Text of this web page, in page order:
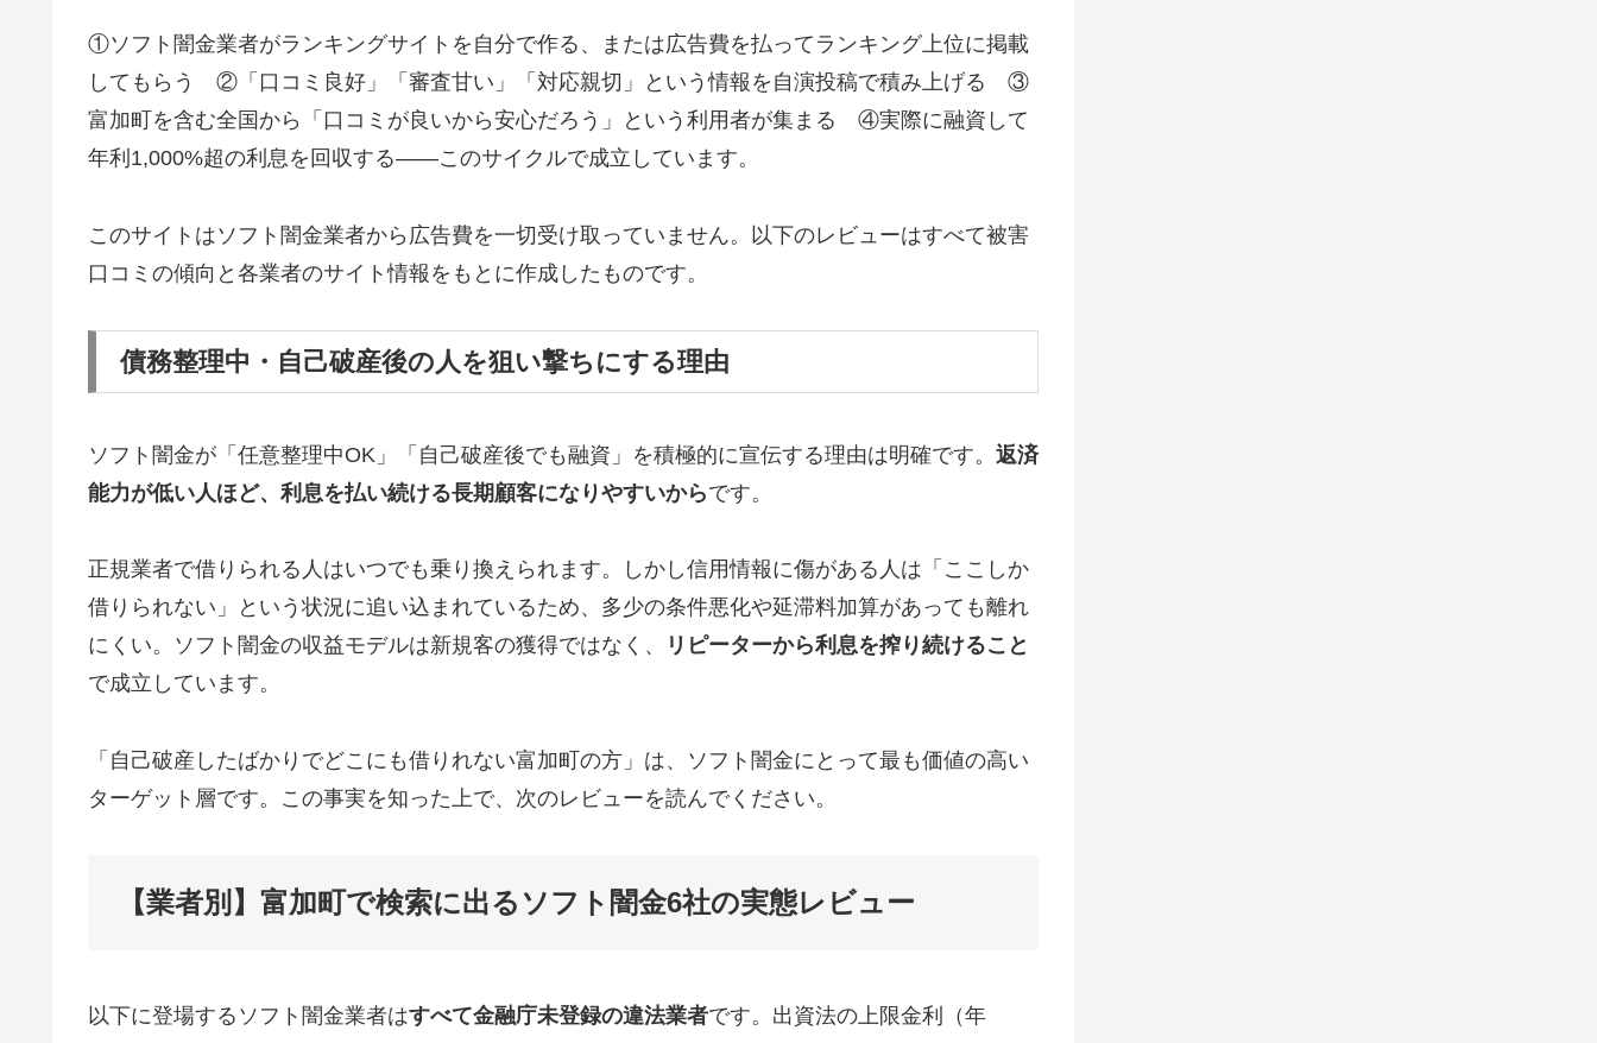
①ソフト闇金業者がランキングサイトを自分で作る、または広告費を払ってランキング上位に掲載
してもらう ②「口コミ良好」「審査甘い」「対応親切」という情報を自演投稿で積み上げる ③
富加町を含む全国から「口コミが良いから安心だろう」という利用者が集まる ④実際に融資して
年利1,000%超の利息を回収する——このサイクルで成立しています。
このサイトはソフト闇金業者から広告費を一切受け取っていません。以下のレビューはすべて被害
口コミの傾向と各業者のサイト情報をもとに作成したものです。
債務整理中・自己破産後の人を狙い撃ちにする理由
ソフト闇金が「任意整理中OK」「自己破産後でも融資」を積極的に宣伝する理由は明確です。 返済
能力が低い人ほど、利息を払い続ける長期顧客になりやすいからです。
正規業者で借りられる人はいつでも乗り換えられます。しかし信用情報に傷がある人は「ここしか
借りられない」という状況に追い込まれているため、多少の条件悪化や延滞料加算があっても離れ
にくい。ソフト闇金の収益モデルは新規客の獲得ではなく、
リピーターから利息を搾り続けること
で成立しています。
「自己破産したばかりでどこにも借りれない富加町の方」は、ソフト闇金にとって最も価値の高い
ターゲット層です。この事実を知った上で、次のレビューを読んでください。
【業者別】富加町で検索に出るソフト闇金6社の実態レビュー
以下に登場するソフト闇金業者はすべて金融庁未登録の違法業者です。出資法の上限金利（年